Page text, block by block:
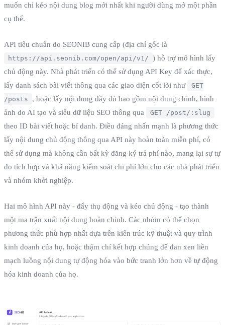
muốn chỉ kéo nội dung blog mới nhất khi người dùng mở một phần
cụ thể.
API tiêu chuẩn do SEONIB cung cấp (địa chỉ gốc là
https://api.seonib.com/open/api/v1/ ) hỗ trợ mô hình lấy
chủ động này. Nhà phát triển có thể sử dụng API Key để xác thực,
lấy danh sách bài viết thông qua các giao diện cốt lõi như
GET
/posts
, hoặc lấy nội dung đầy đủ bao gồm nội dung chính, hình
ảnh do AI tạo và siêu dữ liệu SEO thông qua
GET /post/:slug
theo ID bài viết hoặc bí danh. Điều đáng nhấn mạnh là phương thức
lấy nội dung chủ động thông qua API này hoàn toàn miễn phí, có
thể sử dụng mà không cần bất kỳ đăng ký trả phí nào, mang lại sự tự
do tích hợp và khả năng kiểm soát chi phí lớn cho các nhà phát triển
và nhóm khởi nghiệp.
Hai mô hình API này - đẩy thụ động và kéo chủ động - tạo thành
một ma trận xuất nội dung hoàn chỉnh. Các nhóm có thể chọn
phương thức phù hợp nhất dựa trên kiến trúc kỹ thuật và quy trình
kinh doanh của họ, hoặc thậm chí kết hợp chúng để đan xen liền
mạch luồng nội dung tự động hóa vào bức tranh lớn hơn về tự động
hóa kinh doanh của họ.